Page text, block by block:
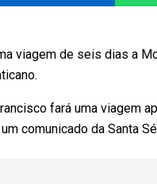
viagem de seis dias a
fará uma viagem
comunicado da Santa